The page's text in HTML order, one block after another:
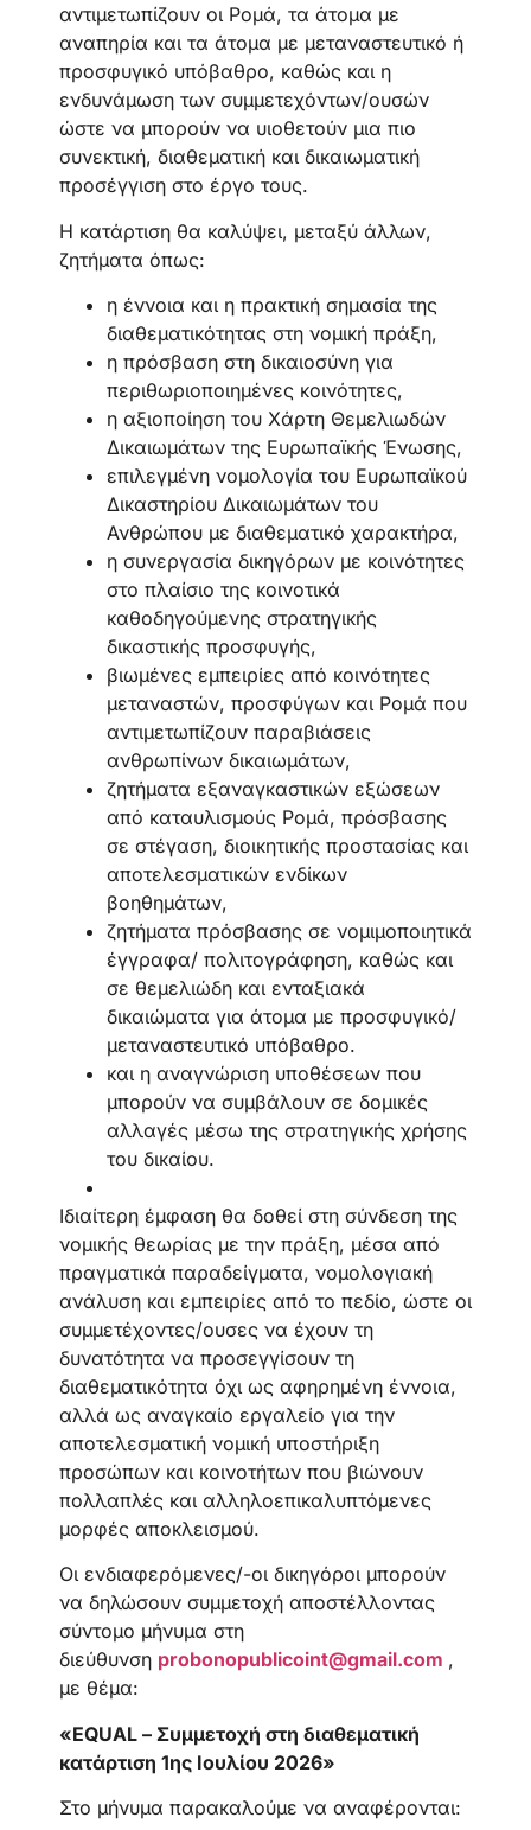
αντιμετωπίζουν οι Ρομά, τα άτομα με
αναπηρία και τα άτομα με μεταναστευτικό ή
προσφυγικό υπόβαθρο, καθώς και η
ενδυνάμωση των συμμετεχόντων/ουσών
ώστε να μπορούν να υιοθετούν μια πιο
συνεκτική, διαθεματική και δικαιωματική
προσέγγιση στο έργο τους.
Η κατάρτιση θα καλύψει, μεταξύ άλλων,
ζητήματα όπως:
η έννοια και η πρακτική σημασία της
διαθεματικότητας στη νομική πράξη,
η πρόσβαση στη δικαιοσύνη για
περιθωριοποιημένες κοινότητες,
η αξιοποίηση του Χάρτη Θεμελιωδών
Δικαιωμάτων της Ευρωπαϊκής Ένωσης,
επιλεγμένη νομολογία του Ευρωπαϊκού
Δικαστηρίου Δικαιωμάτων του
Ανθρώπου με διαθεματικό χαρακτήρα,
η συνεργασία δικηγόρων με κοινότητες
στο πλαίσιο της κοινοτικά
καθοδηγούμενης στρατηγικής
δικαστικής προσφυγής,
βιωμένες εμπειρίες από κοινότητες
μεταναστών, προσφύγων και Ρομά που
αντιμετωπίζουν παραβιάσεις
ανθρωπίνων δικαιωμάτων,
ζητήματα εξαναγκαστικών εξώσεων
από καταυλισμούς Ρομά, πρόσβασης
σε στέγαση, διοικητικής προστασίας και
αποτελεσματικών ενδίκων
βοηθημάτων,
ζητήματα πρόσβασης σε νομιμοποιητικά
έγγραφα/ πολιτογράφηση, καθώς και
σε θεμελιώδη και ενταξιακά
δικαιώματα για άτομα με προσφυγικό/
μεταναστευτικό υπόβαθρο.
και η αναγνώριση υποθέσεων που
μπορούν να συμβάλουν σε δομικές
αλλαγές μέσω της στρατηγικής χρήσης
του δικαίου.
Ιδιαίτερη έμφαση θα δοθεί στη σύνδεση της
νομικής θεωρίας με την πράξη, μέσα από
πραγματικά παραδείγματα, νομολογιακή
ανάλυση και εμπειρίες από το πεδίο, ώστε οι
συμμετέχοντες/ουσες να έχουν τη
δυνατότητα να προσεγγίσουν τη
διαθεματικότητα όχι ως αφηρημένη έννοια,
αλλά ως αναγκαίο εργαλείο για την
αποτελεσματική νομική υποστήριξη
προσώπων και κοινοτήτων που βιώνουν
πολλαπλές και αλληλοεπικαλυπτόμενες
μορφές αποκλεισμού.
Οι ενδιαφερόμενες/-οι δικηγόροι μπορούν
να δηλώσουν συμμετοχή αποστέλλοντας
σύντομο μήνυμα στη
διεύθυνση probonopublicoint@gmail.com ,
με θέμα:
«EQUAL – Συμμετοχή στη διαθεματική
κατάρτιση 1ης Ιουλίου 2026»
Στο μήνυμα παρακαλούμε να αναφέρονται: